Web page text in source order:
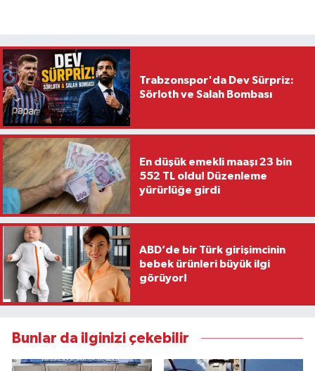
Trabzonspor'da Dev Sürpriz:
Sörloth ve Salah Bombası
En düşük emekli maaşı 23 bin
552 TL oldu! Düzenleme
yürürlüğe girdi
ABD’de bir Türk girişimcinin
bebek ürünleri büyük ilgi
görüyor!
Bunlar da ilginizi çekebilir